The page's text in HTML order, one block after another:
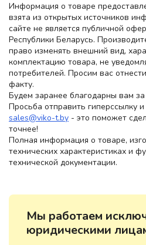
Информация о товаре
взята из открытых источников
сайте не является публичной
Республики Беларусь.
право изменять внешний вид,
комплектацию товара, не
потребителей. Просим вас
факту.
Будем заранее благодарны вам
Просьба отправить гиперссылку
sales@viko-t.by - это поможет
точнее!
Полная информация о товаре,
технических характеристиках и
технической документации.
Мы работаем
юридическими